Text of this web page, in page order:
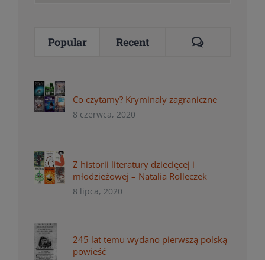
Popular Recent Comments
Co czytamy? Kryminały zagraniczne
8 czerwca, 2020
Z historii literatury dziecięcej i
młodzieżowej – Natalia Rolleczek
8 lipca, 2020
245 lat temu wydano pierwszą polską
powieść